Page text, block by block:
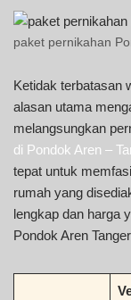
paket pernikahan
Ketidak terbatasan
alasan utama
melangsungkan
di Pondok Aren –
tepat untuk
rumah yang
lengkap dan harga
Pondok Aren